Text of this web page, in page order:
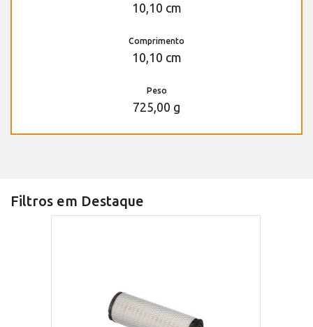
10,10 cm
Comprimento
10,10 cm
Peso
725,00 g
Filtros em Destaque